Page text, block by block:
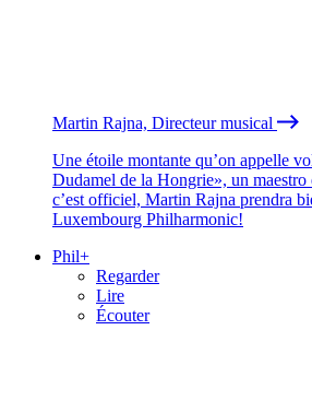
Martin Rajna, Directeur musical
Une étoile montante qu’on appelle
Dudamel de la Hongrie», un
c’est officiel, Martin Rajna prendra
Luxembourg Philharmonic!
Phil+
Regarder
Lire
Écouter